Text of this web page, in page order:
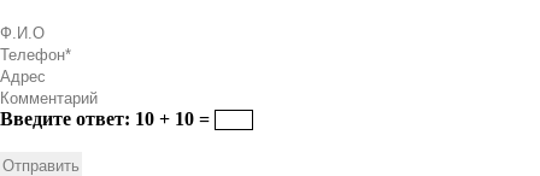
Введите ответ: 10 + 10 =